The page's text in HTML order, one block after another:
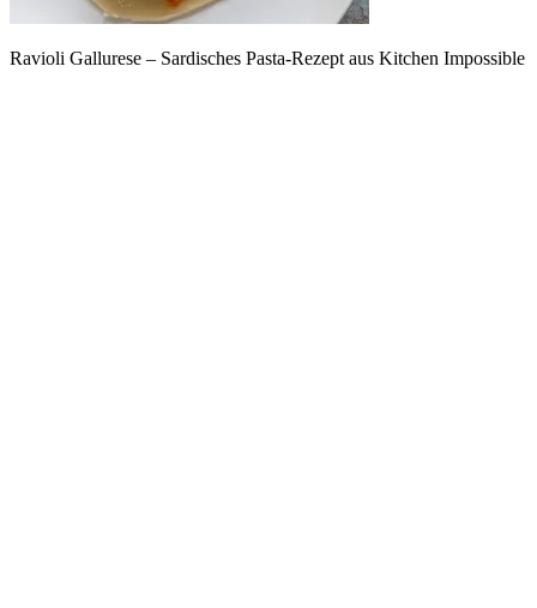
Ravioli Gallurese – Sardisches Pasta-Rezept aus Kitchen Impossible